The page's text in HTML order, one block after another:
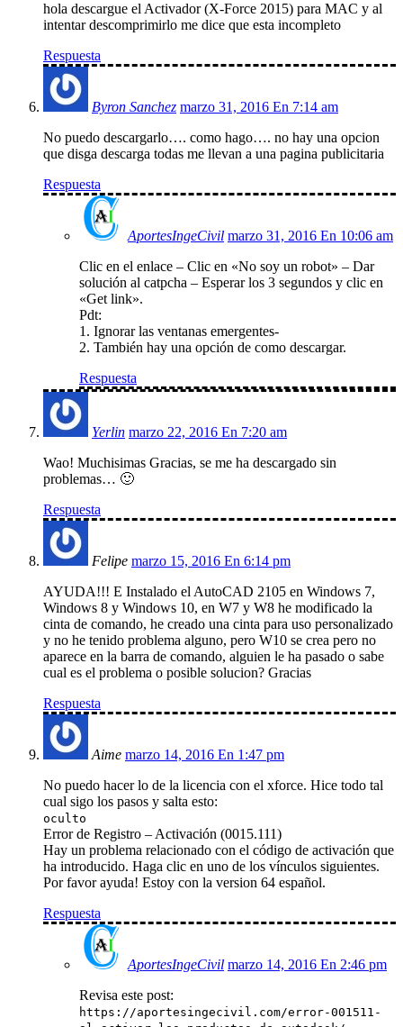
hola descargue el Activador (X-Force 2015) para MAC y al
intentar descomprimirlo me dice que esta incompleto
Respuesta
Byron Sanchez marzo 31, 2016 En 7:14 am
No puedo descargarlo…. como hago…. no hay una opcion
que disga descarga todas me llevan a una pagina publicitaria
Respuesta
AportesIngeCivil marzo 31, 2016 En 10:06 am
Clic en el enlace – Clic en «No soy un robot» – Dar
solución al catpcha – Esperar los 3 segundos y clic en
«Get link».
Pdt:
1. Ignorar las ventanas emergentes-
2. También hay una opción de como descargar.
Respuesta
Yerlin marzo 22, 2016 En 7:20 am
Wao! Muchisimas Gracias, se me ha descargado sin
problemas… 🙂
Respuesta
Felipe marzo 15, 2016 En 6:14 pm
AYUDA!!! E Instalado el AutoCAD 2105 en Windows 7,
Windows 8 y Windows 10, en W7 y W8 he modificado la
cinta de comando, he creado una cinta para uso personalizado
y no he tenido problema alguno, pero W10 se crea pero no
aparece en la barra de comando, alguien le ha pasado o sabe
cual es el problema o posible solucion? Gracias
Respuesta
Aime marzo 14, 2016 En 1:47 pm
No puedo hacer lo de la licencia con el xforce. Hice todo tal
cual sigo los pasos y salta esto:
oculto
Error de Registro – Activación (0015.111)
Hay un problema relacionado con el código de activación que
ha introducido. Haga clic en uno de los vínculos siguientes.
Por favor ayuda! Estoy con la version 64 español.
Respuesta
AportesIngeCivil marzo 14, 2016 En 2:46 pm
Revisa este post:
https://aportesingecivil.com/error-001511-